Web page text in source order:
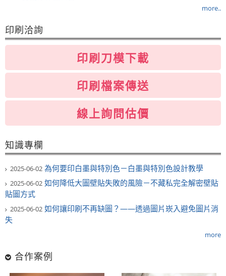
more..
印刷洽詢
印刷刀模下載
印刷檔案傳送
線上詢問估價
知識專欄
2025-06-02 為何要印白墨與特別色－白墨與特別色設計教學
2025-06-02 如何降低大圖壁貼失敗的風險－不藏私完全解密壁貼
貼圖方式
2025-06-02 如何讓印刷不再缺圖？——透過圖片崁入避免圖片消
失
more
合作案例